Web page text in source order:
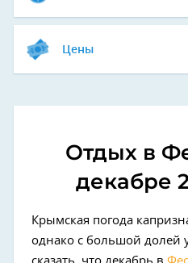
Цены
Отдых в
декабре
Крымская погода
однако с большой долей